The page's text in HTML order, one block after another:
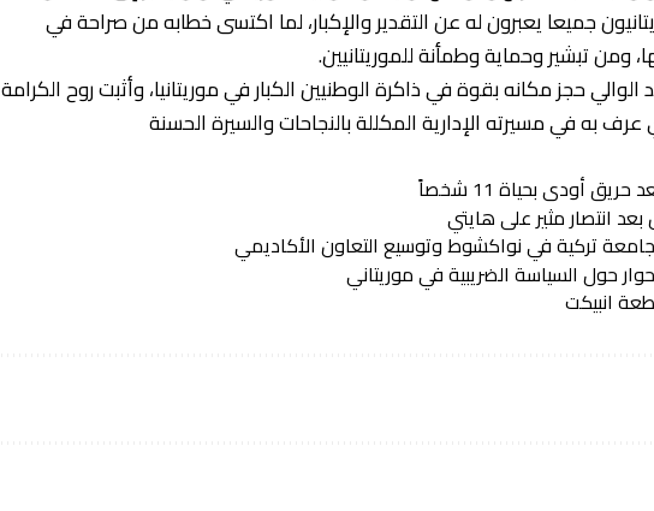
جميعا يعبرون له عن التقدير والإكبار، لما اكتسى خطابه من صراحة في
تبشير وحماية وطمأنة للموريتانيين.
حجز مكانه بقوة في ذاكرة الوطنيين الكبار في موريتانيا، وأثبت روح الكرامة
به في مسيرته الإدارية المكللة بالنجاحات والسيرة الحسنة
أودى بحياة 11 شخصاً
بعد انتصار مثير على هايتي
جامعة تركية في نواكشوط وتوسيع التعاون الأكاديمي
حول السياسة الضريبية في موريتاني
انبيكت